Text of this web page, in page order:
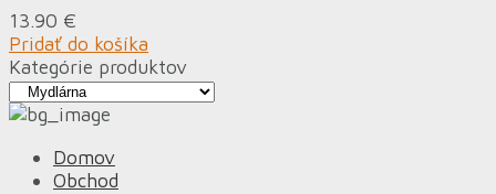
13.90 €
Pridať do košíka
Kategórie produktov
Domov
Obchod